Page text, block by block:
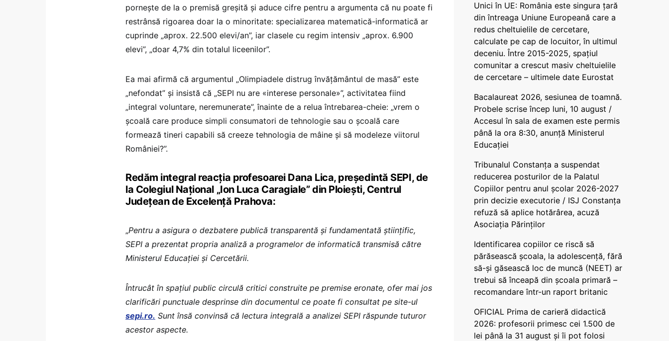
pornește de la o premisă greșită și aduce cifre pentru a argumenta că nu poate fi
restrânsă rigoarea doar la o minoritate: specializarea matematică-informatică ar
cuprinde „aprox. 22.500 elevi/an”, iar clasele cu regim intensiv „aprox. 6.900
elevi”, „doar 4,7% din totalul liceenilor”.
Ea mai afirmă că argumentul „Olimpiadele distrug învățământul de masă” este
„nefondat” și insistă că „SEPI nu are «interese personale»”, activitatea fiind
„integral voluntare, neremunerate”, înainte de a relua întrebarea-cheie: „vrem o
școală care produce simpli consumatori de tehnologie sau o școală care
formează tineri capabili să creeze tehnologia de mâine și să modeleze viitorul
României?”.
Redăm integral reacția profesoarei Dana Lica, președintă SEPI, de
la Colegiul Național „Ion Luca Caragiale” din Ploiești, Centrul
Județean de Excelență Prahova:
„Pentru a asigura o dezbatere publică transparentă și fundamentată științific,
SEPI a prezentat propria analiză a programelor de informatică transmisă către
Ministerul Educației și Cercetării.
Întrucât în spațiul public circulă critici construite pe premise eronate, ofer mai jos
clarificări punctuale desprinse din documentul ce poate fi consultat pe site-ul
sepi.ro. Sunt însă convinsă că lectura integrală a analizei SEPI răspunde tuturor
acestor aspecte.
Unici în UE: România este singura țară
din întreaga Uniune Europeană care a
redus cheltuielile de cercetare,
calculate pe cap de locuitor, în ultimul
deceniu. Între 2015-2025, spațiul
comunitar a crescut masiv cheltuielile
de cercetare – ultimele date Eurostat
Bacalaureat 2026, sesiunea de toamnă.
Probele scrise încep luni, 10 august /
Accesul în sala de examen este permis
până la ora 8:30, anunță Ministerul
Educației
Tribunalul Constanța a suspendat
reducerea posturilor de la Palatul
Copiilor pentru anul școlar 2026-2027
prin decizie executorie / ISJ Constanța
refuză să aplice hotărârea, acuză
Asociația Părinților
Identificarea copiilor ce riscă să
părăsească școala, la adolescență, fără
să-și găsească loc de muncă (NEET) ar
trebui să înceapă din școala primară –
recomandare într-un raport britanic
OFICIAL Prima de carieră didactică
2026: profesorii primesc cei 1.500 de
lei până la 31 august și îi pot folosi